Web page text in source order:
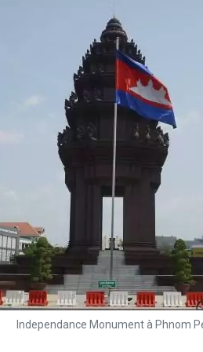
Independance Monument à Phnom